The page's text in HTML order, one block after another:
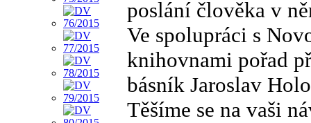
poslání člověka v
Ve spolupráci s
knihovnami pořad
básník Jaroslav
Těšíme se na vaši